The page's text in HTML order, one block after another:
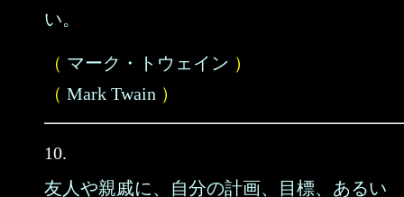
い。
（ マーク・トウェイン ）
（ Mark Twain ）
10.
友人や親戚に、自分の計画、目標、あるい